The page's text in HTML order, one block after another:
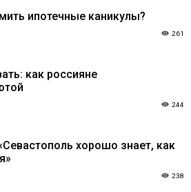
ипотечные каникулы?
261
как россияне
244
хорошо знает, как
238